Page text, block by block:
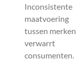
Inconsistente
maatvoering
tussen merken
verwarrt
consumenten.